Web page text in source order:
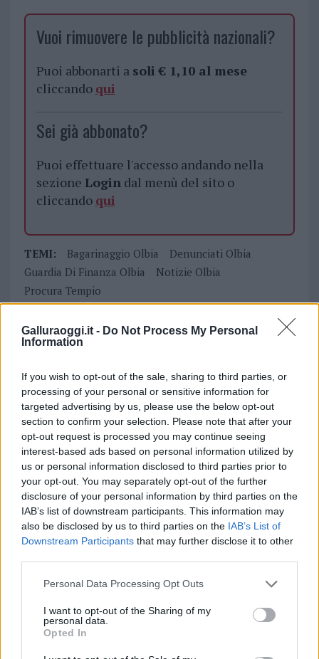
Galluraoggi.it - Do Not Process My Personal
Information
If you wish to opt-out of the sale, sharing to third parties, or
processing of your personal or sensitive information for
targeted advertising by us, please use the below opt-out
section to confirm your selection. Please note that after your
opt-out request is processed you may continue seeing
interest-based ads based on personal information utilized by
us or personal information disclosed to third parties prior to
your opt-out. You may separately opt-out of the further
disclosure of your personal information by third parties on the
IAB’s list of downstream participants. This information may
also be disclosed by us to third parties on the IAB’s List of
Downstream Participants that may further disclose it to other
Please note that this website/app uses one or more Google
not limited to your visit or usage behaviour. You may click to
grant or deny consent to Google and its third-party tags to
use your data for below specified purposes in below Google
consent section.
Personal Data Processing Opt Outs
I want to opt-out of the Sharing of my
personal data.
Opted In
Vuoi rimuovere le pubblicità nazionali?
Puoi abbonarti a soli € 1,10 al mese
cliccando qui
Sei già abbonato?
Puoi effettuare l'accesso andando nella
sezione Logindal menù del sito o
cliccando qui
TEMI: Bagarinaggio Olbia
Denunciati Olbia
Guardia Di Finanza Olbia
Notizie Olbia
Procura Tempio
Condividi l'articolo
F
a
ce
b
o
o
k
T
w
it
te
r
n
te
re
st
h
at
s
A
p
p
h
a
re
Articolo precedente
Prossimo articolo
NOTIZIE RECENTI
Incendi, a San Pasquale arriva il Campo Base:
l’inaugurazione
Andrea Mura conquista Palau: grande